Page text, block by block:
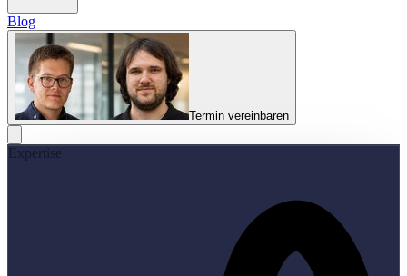
Blog
Termin vereinbaren
Expertise